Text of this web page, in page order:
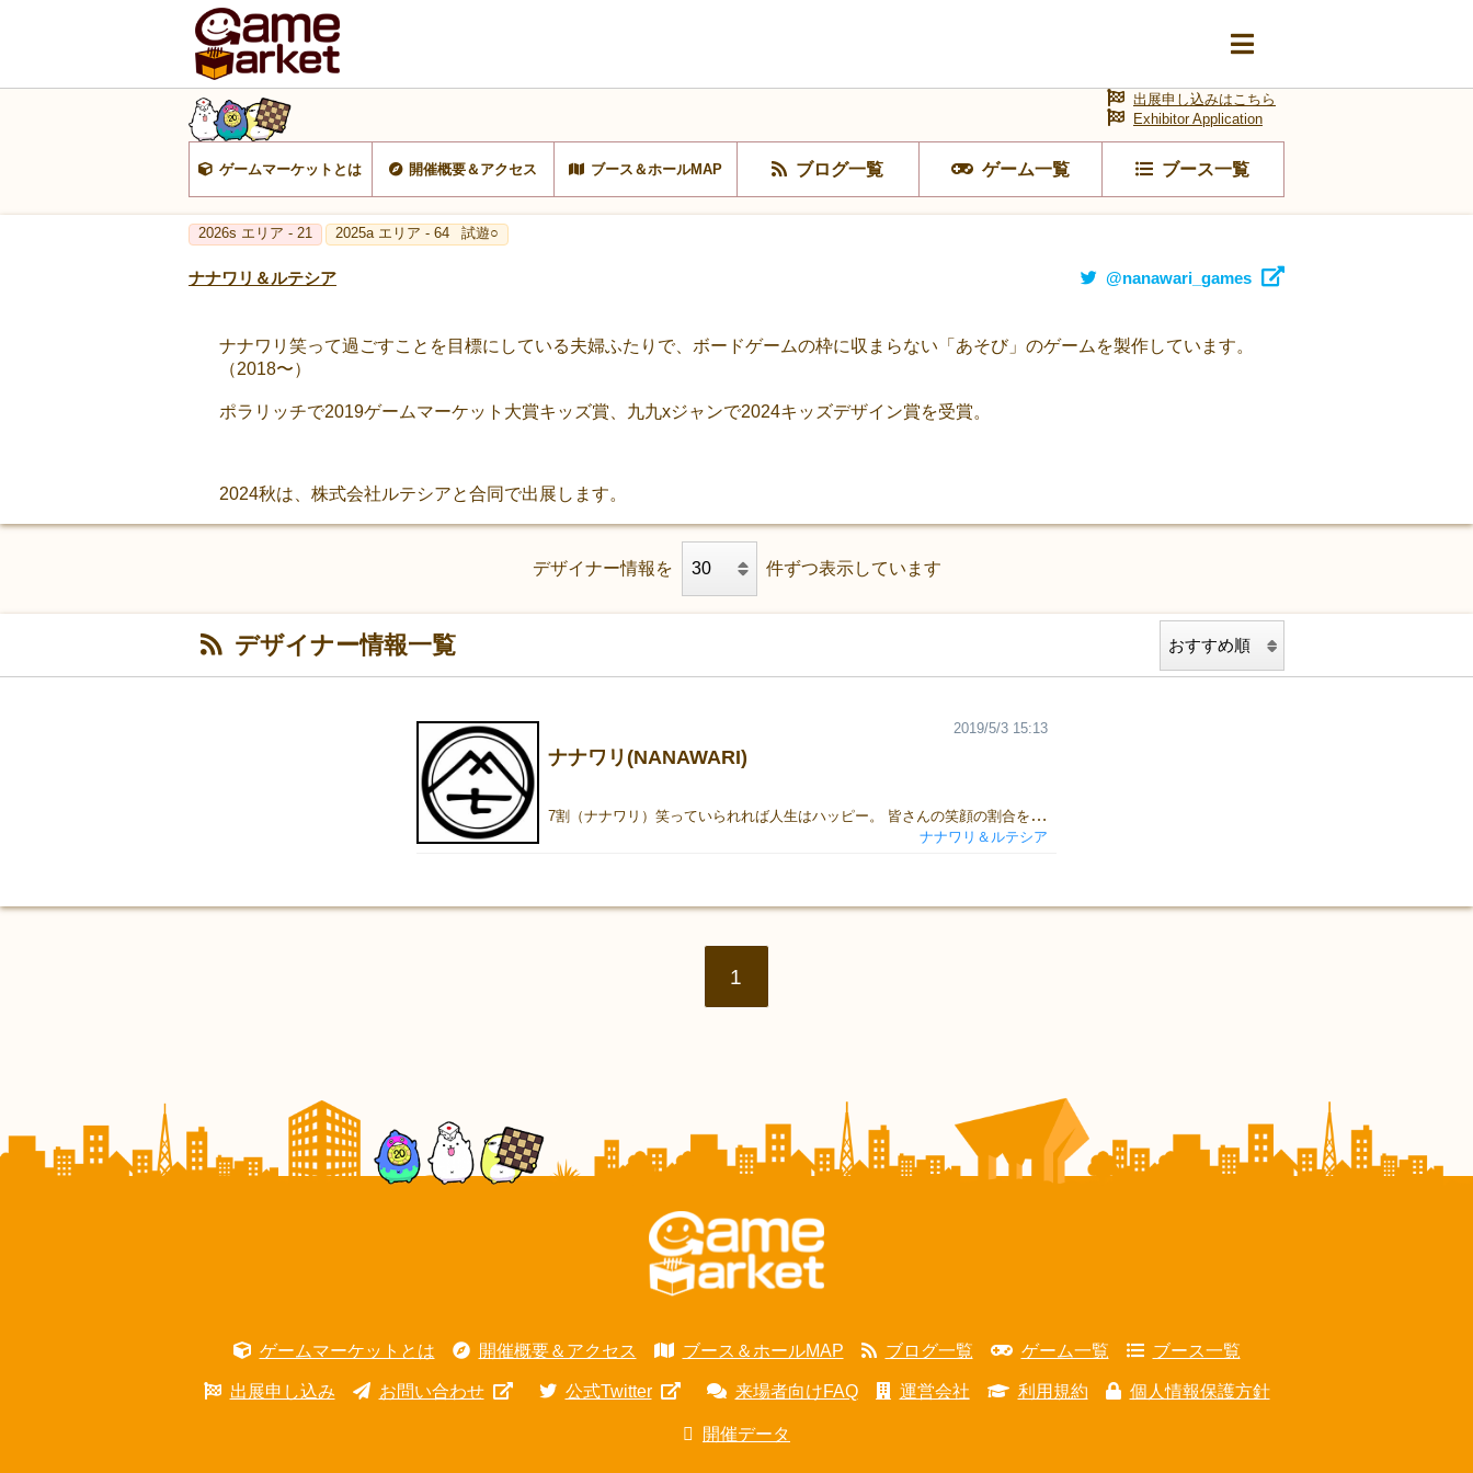
ゲームマーケットとは 開催概要＆アクセス ブース＆ホールMAP ブログ一覧 ゲーム一覧 ブース一覧
出展申し込みはこちら
Exhibitor Application
2026s エリア - 21 2025a エリア - 64 試遊○
ナナワリ＆ルテシア @nanawari_games
ナナワリ笑って過ごすことを目標にしている夫婦ふたりで、ボードゲームの枠に収まらない「あそび」のゲームを製作しています。
（2018〜）
ポラリッチで2019ゲームマーケット大賞キッズ賞、九九xジャンで2024キッズデザイン賞を受賞。
2024秋は、株式会社ルテシアと合同で出展します。
デザイナー情報を 件ずつ表示しています
デザイナー情報一覧
ナナワリ(NANAWARI)
7割（ナナワリ）笑っていられれば人生はハッピー。 皆さんの笑顔の割合を少しでも増やせるゲームを目指しています。 NANAWARI means "70%" in Japanese. We would like to be smiling more than 70% of our time. And we hope our game will bring you more smiles. ▼発表作品 / Titles▼ ワードン / Wordon （ゲームマーケット2020春〜 / TGM 2020 Apr -) みもじ / Mimoji（ゲームマーケット2019秋〜 / TGM 2019 Nov -) マドリーノ / Madrino?（ゲームマーケット2019春〜 / TGM 2019 May ~） ポラリッチ / Polarich?（ゲームマーケット2018秋〜 / TGM 2018 Nov~）
2019/5/3 15:13
ナナワリ＆ルテシア
1
ゲームマーケットとは 開催概要＆アクセス ブース＆ホールMAP ブログ一覧 ゲーム一覧 ブース一覧
出展申し込み お問い合わせ 公式Twitter 来場者向けFAQ 運営会社 利用規約 個人情報保護方針
開催データ